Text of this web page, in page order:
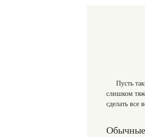
Пусть
слишком
сделать все